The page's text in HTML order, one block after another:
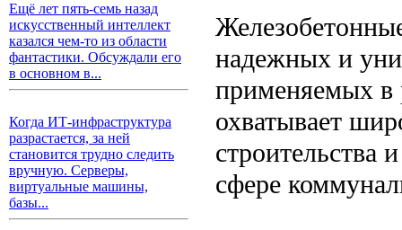
Ещё лет пять-семь назад
искусственный интеллект
казался чем-то из области
фантастики. Обсуждали его
в основном в...
Когда ИТ-инфраструктура
разрастается, за ней
становится трудно следить
вручную. Серверы,
виртуальные машины,
базы...
надежных и
применяемых в
охватывает
строительства
сфере